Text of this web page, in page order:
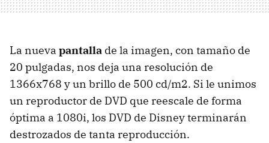
La nueva pantalla de la imagen, con tamaño de
20 pulgadas, nos deja una resolución de
1366x768 y un brillo de 500 cd/m2. Si le unimos
un reproductor de DVD que reescale de forma
óptima a 1080i, los DVD de Disney terminarán
destrozados de tanta reproducción.